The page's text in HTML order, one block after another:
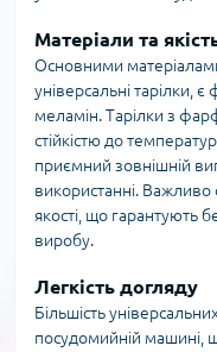
Матеріали та
Основними
універсальні тарілки,
меламін. Тарілки з
стійкістю до
приємний зовнішній
використанні. Важливо
якості, що гарантують
виробу.
Легкість догляду
Більшість
посудомийній машині,